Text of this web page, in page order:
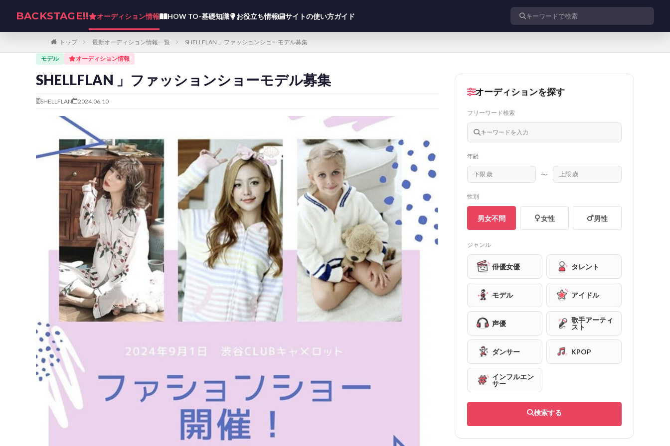
BACKSTAGE!! オーディション情報 HOW TO-基礎知識 お役立ち情報 サイトの使い方ガイド 投稿を検索
トップ 最新オーディション情報一覧 SHELLFLAN 」ファッションショーモデル募集
モデル オーディション情報
SHELLFLAN 」ファッションショーモデル募集
SHELLFLAN 2024.06.10
オーディションを探す
フリーワード検索
年齢
〜
性別
男女不問 女性 男性
ジャンル
俳優女優 タレント
モデル アイドル
声優
歌手アーティ
スト
ダンサー KPOP
インフルエン
サー
検索する